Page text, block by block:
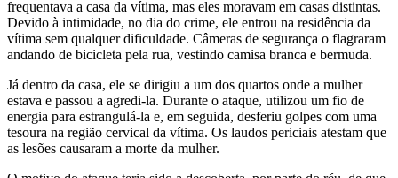
frequentava a casa da vítima, mas eles moravam em casas distintas.
Devido à intimidade, no dia do crime, ele entrou na residência da
vítima sem qualquer dificuldade. Câmeras de segurança o flagraram
andando de bicicleta pela rua, vestindo camisa branca e bermuda.
Já dentro da casa, ele se dirigiu a um dos quartos onde a mulher
estava e passou a agredi-la. Durante o ataque, utilizou um fio de
energia para estrangulá-la e, em seguida, desferiu golpes com uma
tesoura na região cervical da vítima. Os laudos periciais atestam que
as lesões causaram a morte da mulher.